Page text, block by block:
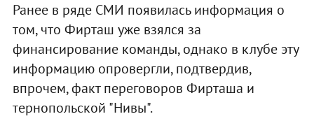
Ранее в ряде СМИ появилась информация о
том, что Фирташ уже взялся за
финансирование команды, однако в клубе эту
информацию опровергли, подтвердив,
впрочем, факт переговоров Фирташа и
тернопольской "Нивы".